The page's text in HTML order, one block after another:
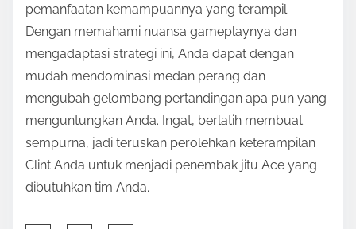
pemanfaatan kemampuannya yang terampil.
Dengan memahami nuansa gameplaynya dan
mengadaptasi strategi ini, Anda dapat dengan
mudah mendominasi medan perang dan
mengubah gelombang pertandingan apa pun yang
menguntungkan Anda. Ingat, berlatih membuat
sempurna, jadi teruskan perolehkan keterampilan
Clint Anda untuk menjadi penembak jitu Ace yang
dibutuhkan tim Anda.